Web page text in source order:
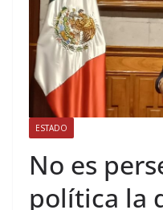
ESTADO
No es
política la